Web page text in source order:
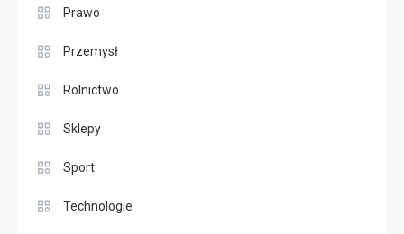
Prawo
Przemysł
Rolnictwo
Sklepy
Sport
Technologie